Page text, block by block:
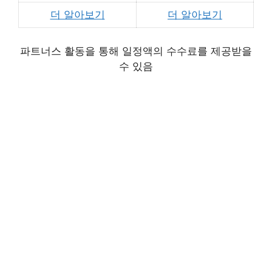
더 알아보기 더 알아보기
파트너스 활동을 통해 일정액의 수수료를 제공받을
수 있음